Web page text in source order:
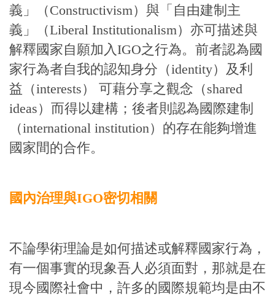
義」（Constructivism）與「自由建制主
義」（Liberal Institutionalism）亦可描述與
解釋國家自願加入IGO之行為。前者認為國
家行為者自我的認知身分（identity）及利
益（interests） 可藉分享之觀念（shared
ideas）而得以建構；後者則認為國際建制
（international institution）的存在能夠增進
國家間的合作。
國內治理與IGO密切相關
不論學術理論是如何描述或解釋國家行為，
有一個事實的現象吾人必須面對，那就是在
現今國際社會中，許多的國際規範均是由不